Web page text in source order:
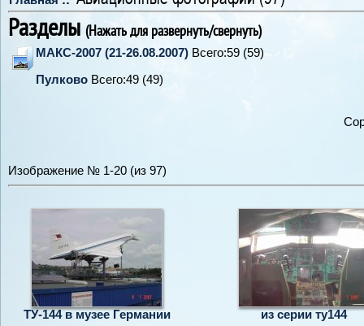
Разделы (Нажать для развернуть/свернуть)
МАКС-2007 (21-26.08.2007) Всего:59 (59)
Пулково Всего:49 (49)
Изображение № 1-20 (из 97)
ТУ-144 в музее Германии из серии ту144